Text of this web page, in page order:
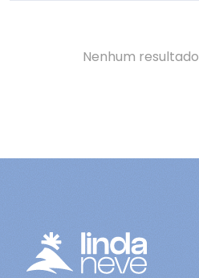
Nenhum